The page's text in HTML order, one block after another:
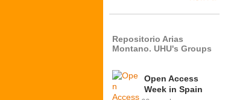
Repositorio Arias
Montano. UHU's Groups
Open Access
Week in Spain